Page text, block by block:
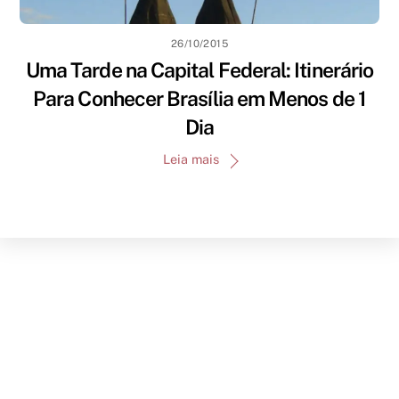
26/10/2015
Uma Tarde na Capital Federal: Itinerário
Para Conhecer Brasília em Menos de 1
Dia
Leia mais